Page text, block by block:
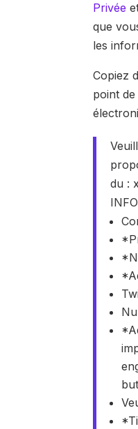
Privée
que
les
Copiez
point
du :